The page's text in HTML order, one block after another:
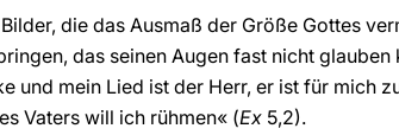
die das Ausmaß der Größe Gottes
das seinen Augen fast nicht
und mein Lied ist der Herr, er ist für mich
Vaters will ich rühmen« (Ex 5,2).